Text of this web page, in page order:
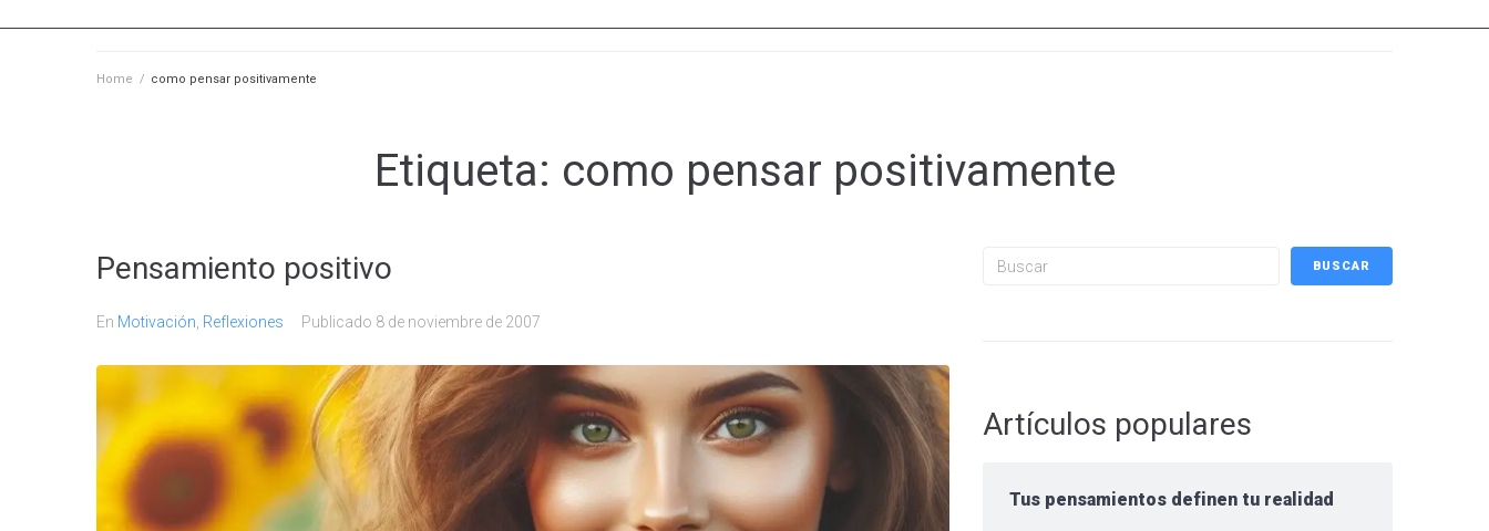
Home / como pensar positivamente
Etiqueta: como pensar positivamente
Pensamiento positivo
En Motivación Reflexiones Publicado 8 de noviembre de 2007
Buscar BUSCAR
Artículos populares
Tus pensamientos definen tu realidad